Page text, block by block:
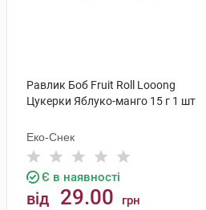
Равлик Боб Fruit Roll Looong
Цукерки Яблуко-манго 15 г 1 шт
Еко-Снек
Є в наявності
від 29.00 грн